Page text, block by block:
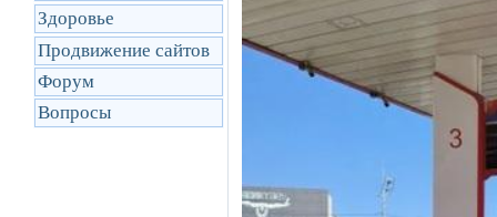
Здоровье
Продвижение сайтов
Форум
Вопросы